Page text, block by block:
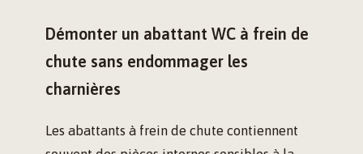
Démonter un abattant WC à frein de
chute sans endommager les
charnières
Les abattants à frein de chute contiennent